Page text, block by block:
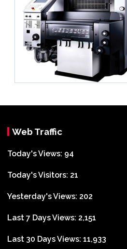
Web Traffic
Today's Views: 94
Today's Visitors: 21
Yesterday's Views: 202
Last 7 Days Views: 2,151
Last 30 Days Views: 11,933